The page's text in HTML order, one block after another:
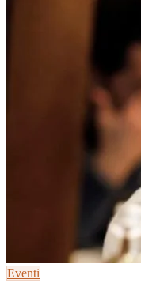
Eventi